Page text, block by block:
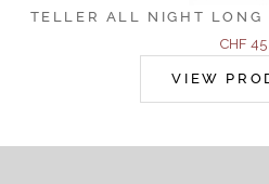
TELLER ALL NIGHT
Angebot
CHF 45
VIEW